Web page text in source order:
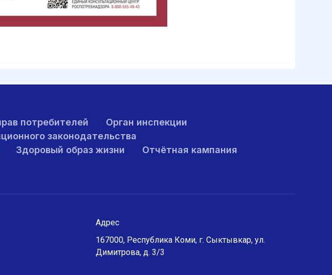
потребителей
Орган инспекции
законодательства
Здоровый образ жизни
Отчётная кампания
Адрес
167000, Республика Коми, г. Сыктывкар, ул.
Димитрова, д. 3/3